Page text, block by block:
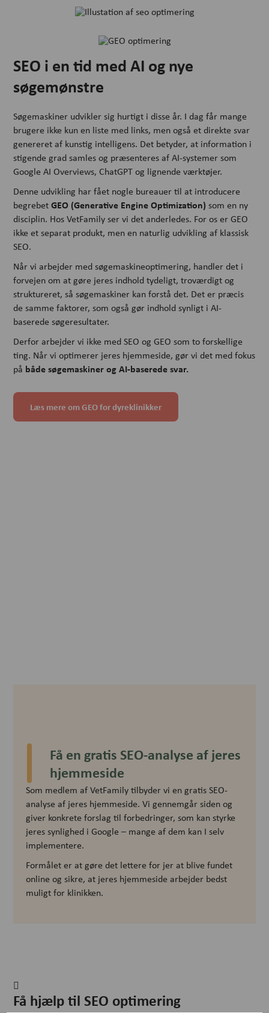
SEO i en tid med AI og nye
søgemønstre
Søgemaskiner udvikler sig hurtigt i disse år. I dag får mange
brugere ikke kun en liste med links, men også et direkte svar
genereret af kunstig intelligens. Det betyder, at information i
stigende grad samles og præsenteres af AI-systemer som
Google AI Overviews, ChatGPT og lignende værktøjer.
Denne udvikling har fået nogle bureauer til at introducere
begrebetGEO (Generative Engine Optimization) som en ny
disciplin. Hos VetFamily ser vi det anderledes. For os er GEO
ikke et separat produkt, men en naturlig udvikling af klassisk
SEO.
Når vi arbejder med søgemaskineoptimering, handler det i
forvejen om at gøre jeres indhold tydeligt, troværdigt og
struktureret, så søgemaskiner kan forstå det. Det er præcis
de samme faktorer, som også gør indhold synligt i AI-
baserede søgeresultater.
Derfor arbejder vi ikke med SEO og GEO som to forskellige
ting. Når vi optimerer jeres hjemmeside, gør vi det med fokus
på både søgemaskiner og AI-baserede svar.
Læs mere om GEO for dyreklinikker
Få en gratis SEO-analyse af jeres
hjemmeside
Som medlem af VetFamily tilbyder vi en gratis SEO-
analyse af jeres hjemmeside. Vi gennemgår siden og
giver konkrete forslag til forbedringer, som kan styrke
jeres synlighed i Google – mange af dem kan I selv
implementere.
Formålet er at gøre det lettere for jer at blive fundet
online og sikre, at jeres hjemmeside arbejder bedst
muligt for klinikken.
Få hjælp til SEO optimering